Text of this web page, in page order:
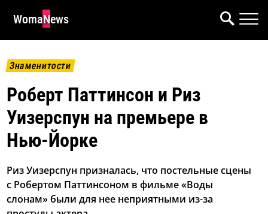
WomaNews
Знаменитости
Роберт Паттинсон и Риз
Уизерспун на премьере в
Нью-Йорке
Риз Уизерспун призналась, что постельные сцены
с Робертом Паттинсоном в фильме «Воды
слонам» были для нее неприятными из-за